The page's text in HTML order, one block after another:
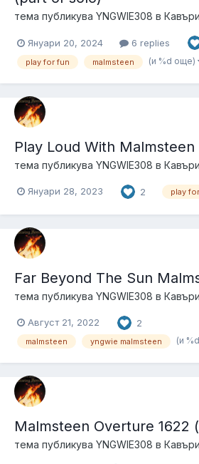
тема публикува YNGWIE308 в Кавъри
Януари 20, 2024 6 replies
play for fun malmsteen (и %d още)
Play Loud With
тема публикува YNGWIE308 в Кавъри
Януари 28, 2023 2 play
Far Beyond The Sun
тема публикува YNGWIE308 в Кавъри
Август 21, 2022 2
malmsteen yngwie malmsteen (и
Malmsteen Overture 1622
тема публикува YNGWIE308 в Кавъри